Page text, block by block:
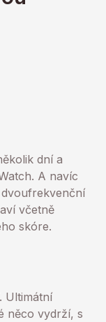
dní a
A navíc
včetně
skóre.
Ultimátní
něco vydrží, s